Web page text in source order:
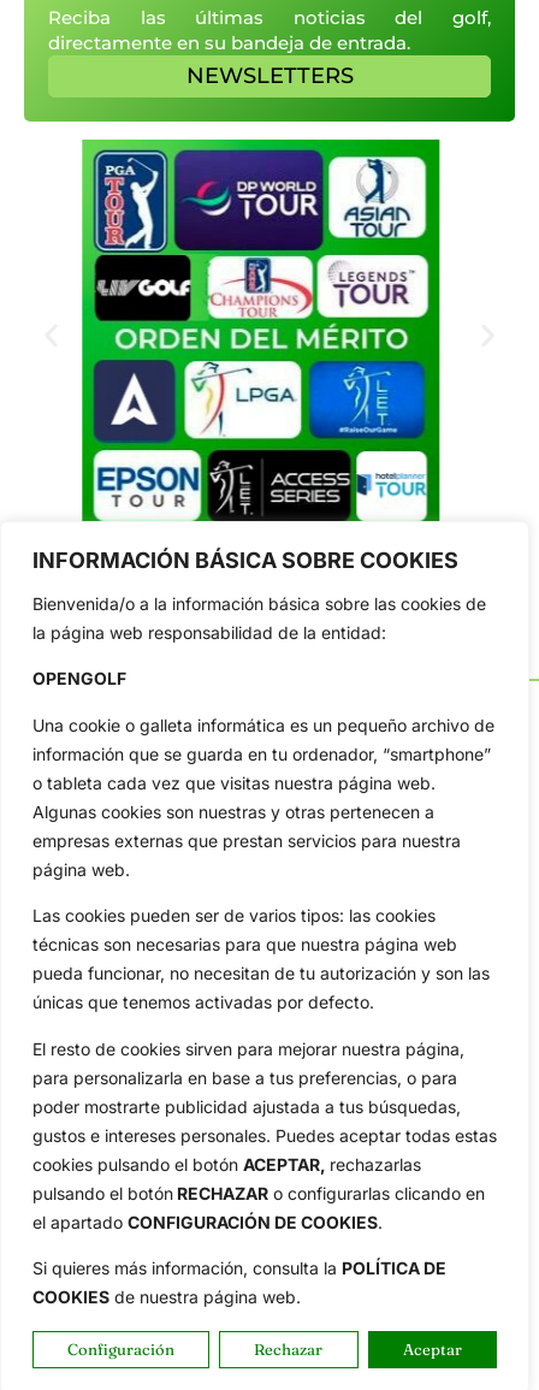
INFORMACIÓN BÁSICA SOBRE COOKIES
Bienvenida/o a la información básica sobre las cookies de
la página web responsabilidad de la entidad:
OPENGOLF
Una cookie o galleta informática es un pequeño archivo de
información que se guarda en tu ordenador, “smartphone”
o tableta cada vez que visitas nuestra página web.
Algunas cookies son nuestras y otras pertenecen a
empresas externas que prestan servicios para nuestra
página web.
Las cookies pueden ser de varios tipos: las cookies
técnicas son necesarias para que nuestra página web
pueda funcionar, no necesitan de tu autorización y son las
únicas que tenemos activadas por defecto.
El resto de cookies sirven para mejorar nuestra página,
para personalizarla en base a tus preferencias, o para
poder mostrarte publicidad ajustada a tus búsquedas,
gustos e intereses personales. Puedes aceptar todas estas
cookies pulsando el botón ACEPTAR, rechazarlas
pulsando el botón RECHAZAR o configurarlas clicando en
el apartado CONFIGURACIÓN DE COOKIES.
Si quieres más información, consulta la POLÍTICA DE
COOKIES de nuestra página web.
Configuración Rechazar Aceptar
Reciba las últimas noticias del golf,
directamente en su bandeja de entrada.
NEWSLETTERS
OpenGolf ofrece toda la actualidad, información del golf
profesional y amateur, resultados en directo, vídeos, noticias,
Jon Rahm, LIV Golf, PGA Tour, Ryder Cup, DP World Tour, LPGA
Tour...
Inicio
Actualidad
Especiales
Jon Rahm
Ryder Cup
De Interés
Compañía
Aviso Legal
Política de Privacidad
Política de Cookies
Publicidad
Newsletters
Copyright © 2025 OpenGolf | Diseño por TecnoQuatre